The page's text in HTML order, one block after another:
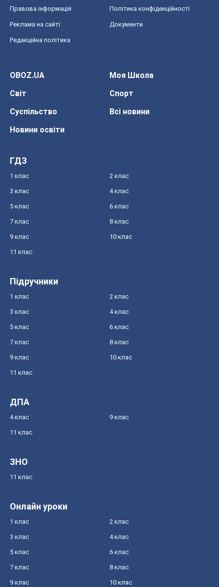
Правова інформація Політика конфіденційності
Реклама на сайті Документи
Редакційна політика
OBOZ.UA
Моя Школа
Світ
Спорт
Суспільство
Всі новини
Новини освіти
ГДЗ
1 клас 2 клас
3 клас 4 клас
5 клас 6 клас
7 клас 8 клас
9 клас 10 клас
11 клас
Підручники
1 клас 2 клас
3 клас 4 клас
5 клас 6 клас
7 клас 8 клас
9 клас 10 клас
11 клас
ДПА
4 клас 9 клас
11 клас
ЗНО
11 клас
Онлайн уроки
1 клас 2 клас
3 клас 4 клас
5 клас 6 клас
7 клас 8 клас
9 клас 10 клас